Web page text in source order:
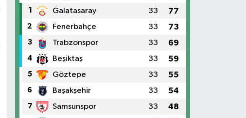
1 Galatasaray 33 77
2 Fenerbahçe 33 73
3 Trabzonspor 33 69
4 Beşiktaş 33 59
5 Göztepe 33 55
6 Başakşehir 33 54
7 Samsunspor 33 48